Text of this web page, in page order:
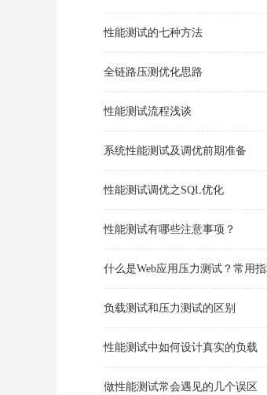
性能测试的七种方法
全链路压测优化思路
性能测试流程浅谈
系统性能测试及调优前期准备
性能测试调优之SQL优化
性能测试有哪些注意事项？
什么是Web应用压力测试？常用
负载测试和压力测试的区别
性能测试中如何设计真实的负载
做性能测试常会遇见的几个误区